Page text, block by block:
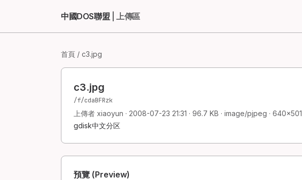
中國DOS聯盟 | 上傳區
首頁 / c3.jpg
c3.jpg
/f/cdaBFRzk
上傳者 xiaoyun · 2008-07-23 21:31 · 96.7 KB · image/pjpeg · 640×501
gdisk中文分区
預覽 (Preview)